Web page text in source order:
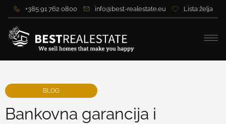
+385 91 762 0800 info@best-realestate.eu Lista želja
BLOG
Bankovna garancija i